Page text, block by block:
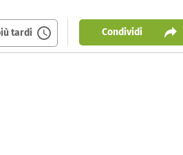
tardi Condividi